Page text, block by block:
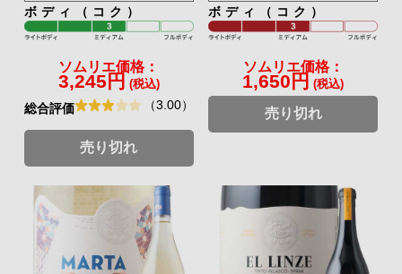
ボディ（コク）
ソムリエ価格：
3,245円 (税込)
総合評価 （3.00）
売り切れ
ボディ（コク）
ソムリエ価格：
1,650円 (税込)
売り切れ